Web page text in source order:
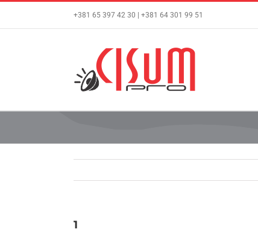
content
+381 65 397 42 30 | +381 64 301 99 51
1